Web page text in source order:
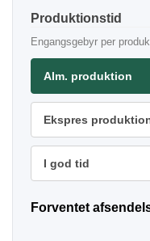
Produktionstid
Engangsgebyr per
Alm. produktion
Ekspres
I god tid
Forventet